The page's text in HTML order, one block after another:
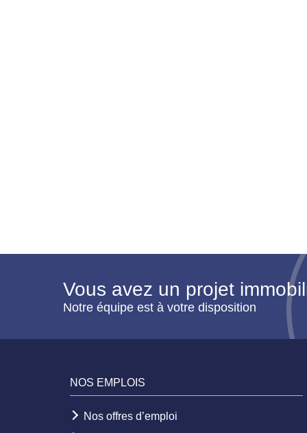
Vous avez un projet
Notre équipe est à votre disposition
NOS EMPLOIS
Nos offres d’emploi